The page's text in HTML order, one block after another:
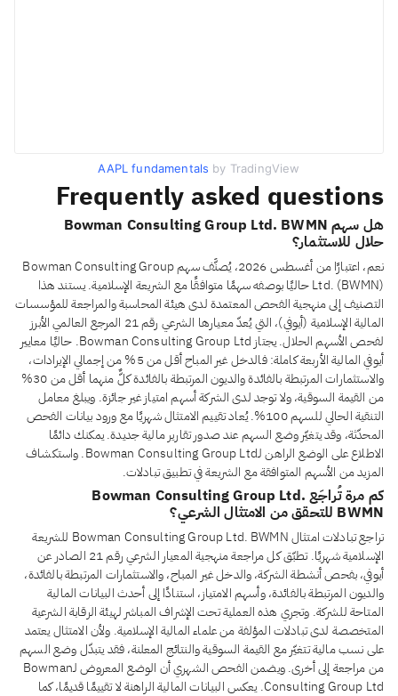
AAPL fundamentals by TradingView
Frequently asked questions
هل سهم Bowman Consulting Group Ltd. BWMN
حلال للاستثمار؟
نعم، اعتبارًا من أغسطس 2026، يُصنَّف سهم Bowman Consulting Group
Ltd. (BWMN) حاليًا بوصفه سهمًا متوافقًا مع الشريعة الإسلامية. يستند هذا
التصنيف إلى منهجية الفحص المعتمدة لدى هيئة المحاسبة والمراجعة للمؤسسات
المالية الإسلامية (أيوفي)، التي يُعدّ معيارها الشرعي رقم 21 المرجع العالمي الأبرز
لفحص الأسهم الحلال. يجتاز Bowman Consulting Group Ltd. حاليًا معايير
أيوفي المالية الأربعة كاملة: فالدخل غير المباح أقل من 5% من إجمالي الإيرادات،
والاستثمارات المرتبطة بالفائدة والديون المرتبطة بالفائدة كلٌّ منهما أقل من 30%
من القيمة السوقية، ولا توجد لدى الشركة أسهم امتياز غير جائزة. ويبلغ معامل
التنقية الحالي للسهم 100%. يُعاد تقييم الامتثال شهريًا مع ورود بيانات الفحص
المحدّثة، وقد يتغيّر وضع السهم عند صدور تقارير مالية جديدة. يمكنك دائمًا
الاطلاع على الوضع الراهن لـBowman Consulting Group Ltd. واستكشاف
المزيد من الأسهم المتوافقة مع الشريعة في تطبيق تبادلات.
كم مرة تُراجَع Bowman Consulting Group Ltd.
BWMN للتحقق من الامتثال الشرعي؟
تراجع تبادلات امتثال Bowman Consulting Group Ltd. BWMN للشريعة
الإسلامية شهريًا. تطبّق كل مراجعة منهجية المعيار الشرعي رقم 21 الصادر عن
أيوفي، بفحص أنشطة الشركة، والدخل غير المباح، والاستثمارات المرتبطة بالفائدة،
والديون المرتبطة بالفائدة، وأسهم الامتياز، استنادًا إلى أحدث البيانات المالية
المتاحة للشركة. وتجري هذه العملية تحت الإشراف المباشر لهيئة الرقابة الشرعية
المتخصصة لدى تبادلات المؤلفة من علماء المالية الإسلامية. ولأن الامتثال يعتمد
على نسب مالية تتغيّر مع القيمة السوقية والنتائج المعلنة، فقد يتبدّل وضع السهم
من مراجعة إلى أخرى. ويضمن الفحص الشهري أن الوضع المعروض لـBowman
Consulting Group Ltd. يعكس البيانات المالية الراهنة لا تقييمًا قديمًا، كما